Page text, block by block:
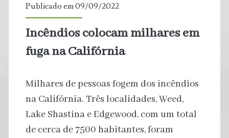
Publicado em 09/09/2022
Incêndios colocam milhares em
fuga na Califórnia
Milhares de pessoas fogem dos incêndios
na Califórnia. Três localidades, Weed,
Lake Shastina e Edgewood, com um total
de cerca de 7500 habitantes, foram